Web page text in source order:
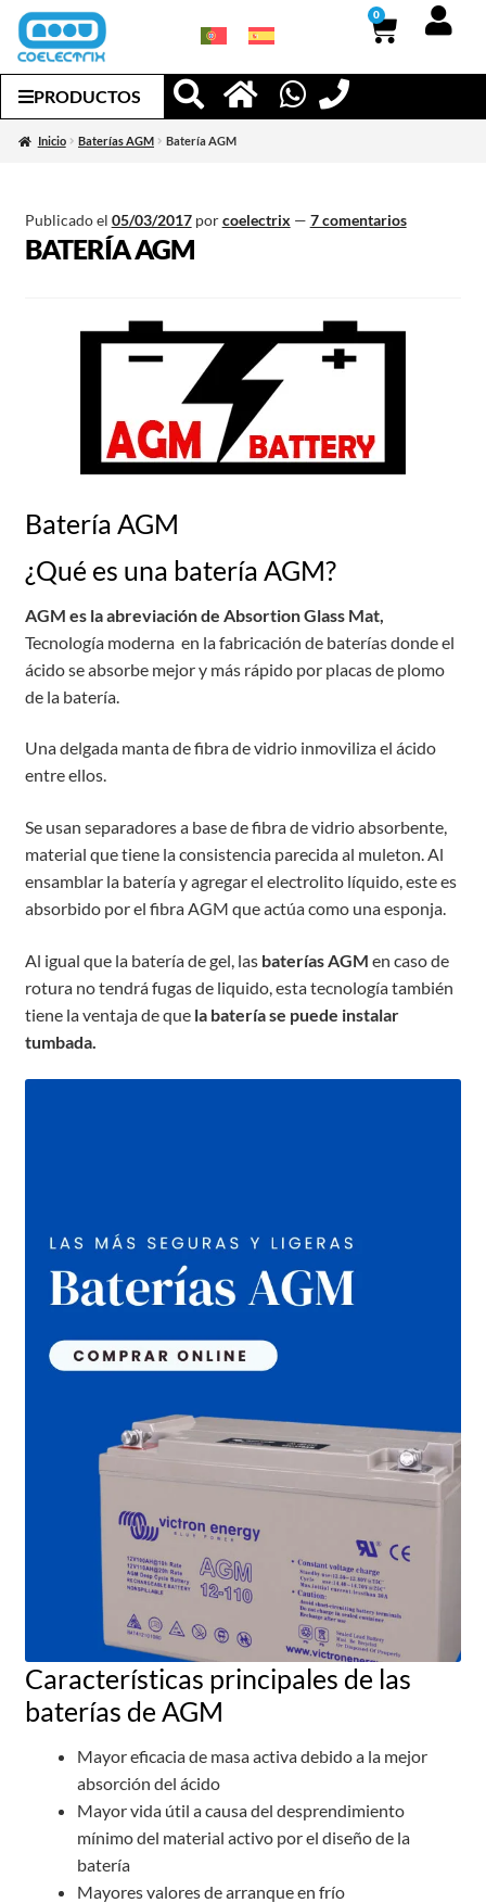
0
PRODUCTOS
Inicio Baterías AGM Batería AGM
Publicado el 05/03/2017 porcoelectrix — 7 comentarios
BATERÍA AGM
Batería AGM
¿Qué es una batería AGM?
AGM es la abreviación de Absortion Glass Mat,
Tecnología moderna en la fabricación de baterías donde el
ácido se absorbe mejor y más rápido por placas de plomo
de la batería.
Una delgada manta de fibra de vidrio inmoviliza el ácido
entre ellos.
Se usan separadores a base de fibra de vidrio absorbente,
material que tiene la consistencia parecida al muleton. Al
ensamblar la batería y agregar el electrolito líquido, este es
absorbido por el fibra AGM que actúa como una esponja.
Al igual que la batería de gel, las baterías AGM en caso de
rotura no tendrá fugas de liquido, esta tecnología también
tiene la ventaja de quela batería se puede instalar
tumbada.
Características principales de las
baterías de AGM
Mayor eficacia de masa activa debido a la mejor
absorción del ácido
Mayor vida útil a causa del desprendimiento
mínimo del material activo por el diseño de la
batería
Mayores valores de arranque en frío